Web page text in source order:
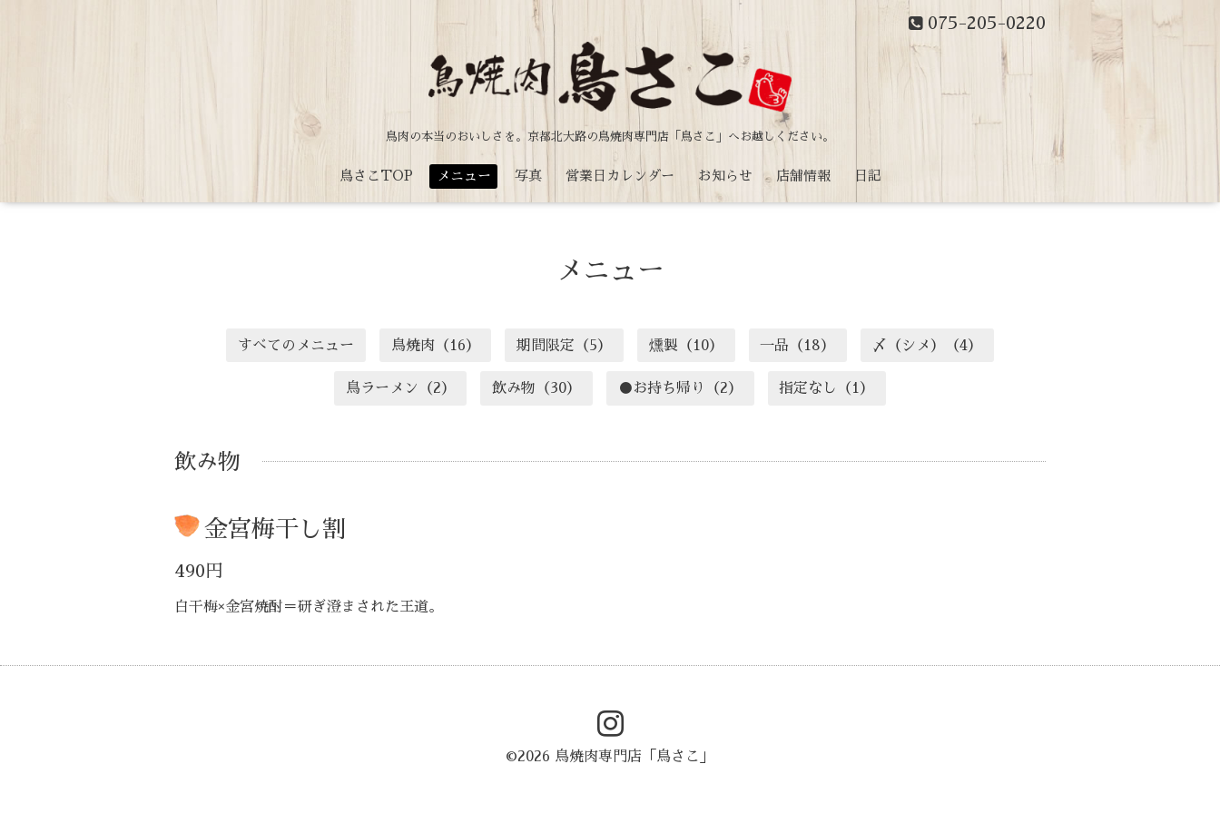
075-205-0220
鳥肉の本当のおいしさを。 京都北大路の鳥焼肉専門店「鳥さこ」へお越しください。
鳥さこTOP メニュー 写真 営業日カレンダー お知らせ 店舗情報 日記
メニュー
すべてのメニュー 鳥焼肉（16） 期間限定（5） 燻製（10） 一品（18） 〆（シメ）（4）
鳥ラーメン（2） 飲み物（30） ●お持ち帰り（2） 指定なし（1）
飲み物
金宮梅干し割
490円
白干梅×金宮焼酎＝研ぎ澄まされた王道。
©2026 鳥焼肉専門店「鳥さこ」